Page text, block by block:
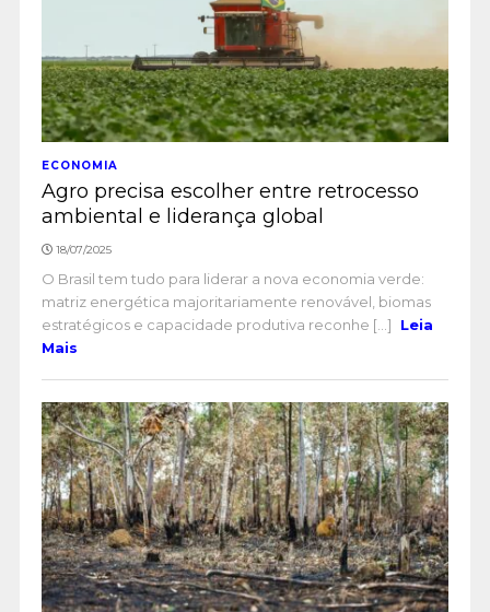
ECONOMIA
Agro precisa escolher entre retrocesso
ambiental e liderança global
18/07/2025
O Brasil tem tudo para liderar a nova economia verde:
matriz energética majoritariamente renovável, biomas
estratégicos e capacidade produtiva reconhe [...]
Leia
Mais